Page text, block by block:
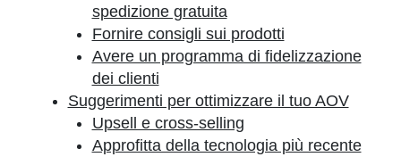
spedizione gratuita
Fornire consigli sui prodotti
Avere un programma di fidelizzazione
dei clienti
Suggerimenti per ottimizzare il tuo AOV
Upsell e cross-selling
Approfitta della tecnologia più recente